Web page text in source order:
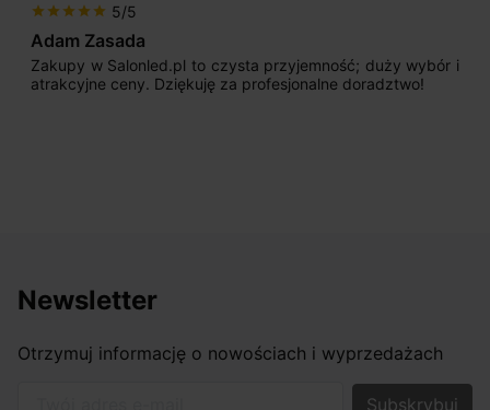
star star star star star 5/5
Adam Zasada
Zakupy w Salonled.pl to czysta przyjemność; duży wybór i
atrakcyjne ceny. Dziękuję za profesjonalne doradztwo!
Newsletter
Otrzymuj informację o nowościach i wyprzedażach